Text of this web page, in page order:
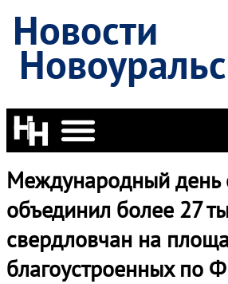
Новости
Международный день
объединил более 27
свердловчан на
благоустроенных по